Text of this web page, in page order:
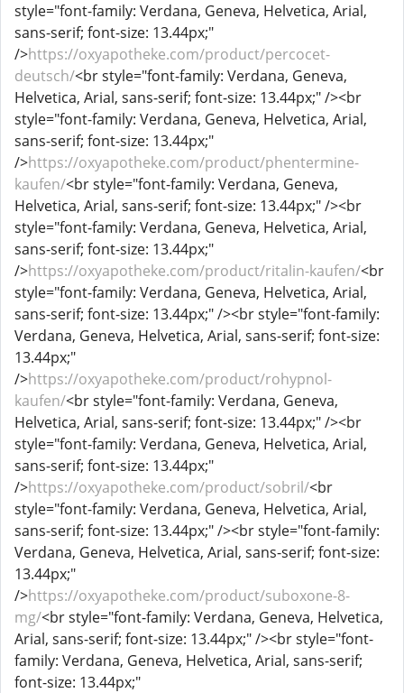
style="font-family: Verdana, Geneva, Helvetica, Arial,
sans-serif; font-size: 13.44px;"
/>https://oxyapotheke.com/product/percocet-
deutsch/<br style="font-family: Verdana, Geneva,
Helvetica, Arial, sans-serif; font-size: 13.44px;" /><br
style="font-family: Verdana, Geneva, Helvetica, Arial,
sans-serif; font-size: 13.44px;"
/>https://oxyapotheke.com/product/phentermine-
kaufen/<br style="font-family: Verdana, Geneva,
Helvetica, Arial, sans-serif; font-size: 13.44px;" /><br
style="font-family: Verdana, Geneva, Helvetica, Arial,
sans-serif; font-size: 13.44px;"
/>https://oxyapotheke.com/product/ritalin-kaufen/<br
style="font-family: Verdana, Geneva, Helvetica, Arial,
sans-serif; font-size: 13.44px;" /><br style="font-family:
Verdana, Geneva, Helvetica, Arial, sans-serif; font-size:
13.44px;"
/>https://oxyapotheke.com/product/rohypnol-
kaufen/<br style="font-family: Verdana, Geneva,
Helvetica, Arial, sans-serif; font-size: 13.44px;" /><br
style="font-family: Verdana, Geneva, Helvetica, Arial,
sans-serif; font-size: 13.44px;"
/>https://oxyapotheke.com/product/sobril/<br
style="font-family: Verdana, Geneva, Helvetica, Arial,
sans-serif; font-size: 13.44px;" /><br style="font-family:
Verdana, Geneva, Helvetica, Arial, sans-serif; font-size:
13.44px;"
/>https://oxyapotheke.com/product/suboxone-8-
mg/<br style="font-family: Verdana, Geneva, Helvetica,
Arial, sans-serif; font-size: 13.44px;" /><br style="font-
family: Verdana, Geneva, Helvetica, Arial, sans-serif;
font-size: 13.44px;"